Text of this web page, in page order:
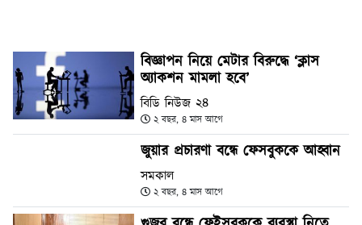
বিজ্ঞাপন নিয়ে মেটার বিরুদ্ধে ‘ক্লাস
অ্যাকশন মামলা হবে’
বিডি নিউজ ২৪
২ বছর, ৪ মাস আগে
জুয়ার প্রচারণা বন্ধে ফেসবুককে আহ্বান
সমকাল
২ বছর, ৪ মাস আগে